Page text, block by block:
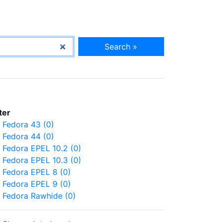
Search »
Fedora 43 (0)
Fedora 44 (0)
Fedora EPEL 10.2 (0)
Fedora EPEL 10.3 (0)
Fedora EPEL 8 (0)
Fedora EPEL 9 (0)
Fedora Rawhide (0)